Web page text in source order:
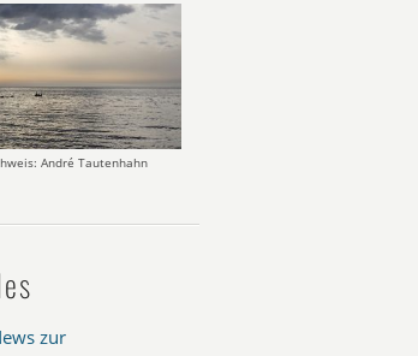
André Tautenhahn
zur